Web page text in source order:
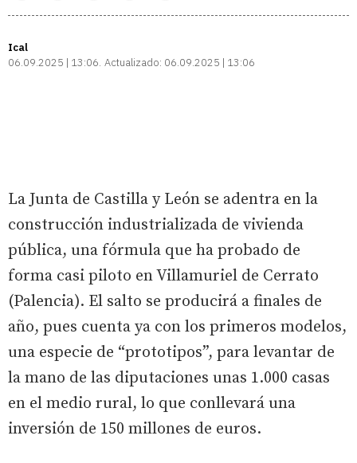
Ical
06.09.2025 | 13:06 Actualizado: 06.09.2025 | 13:06
La Junta de Castilla y León se adentra en la
construcción industrializada de vivienda
pública, una fórmula que ha probado de
forma casi piloto en Villamuriel de Cerrato
(Palencia). El salto se producirá a finales de
año, pues cuenta ya con los primeros modelos,
una especie de “prototipos”, para levantar de
la mano de las diputaciones unas 1.000 casas
en el medio rural, lo que conllevará una
inversión de 150 millones de euros.